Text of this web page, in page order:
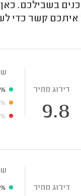
בשבילכם.
איתכם קשר כדי
דירוג מחיר
9.8
דירוג מחיר